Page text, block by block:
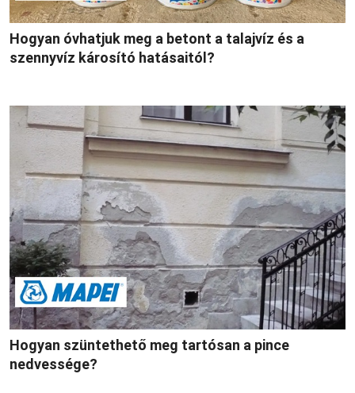
Hogyan óvhatjuk meg a betont a talajvíz és a
szennyvíz károsító hatásaitól?
Hogyan szüntethető meg tartósan a pince
nedvessége?